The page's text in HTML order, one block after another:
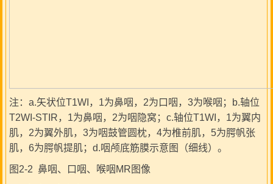
注：a.矢状位T1WI，1为鼻咽，2为口咽，3为喉咽；b.轴位
T2WI-STIR，1为鼻咽，2为咽隐窝；c.轴位T1WI，1为翼内
肌，2为翼外肌，3为咽鼓管圆枕，4为椎前肌，5为腭帆张
肌，6为腭帆提肌；d.咽颅底筋膜示意图（细线）。
图2-2 鼻咽、口咽、喉咽MR图像